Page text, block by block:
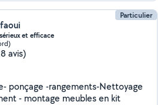
Particulier
et efficace
avis)
ponçage -rangements-Nettoyage
- montage meubles en kit